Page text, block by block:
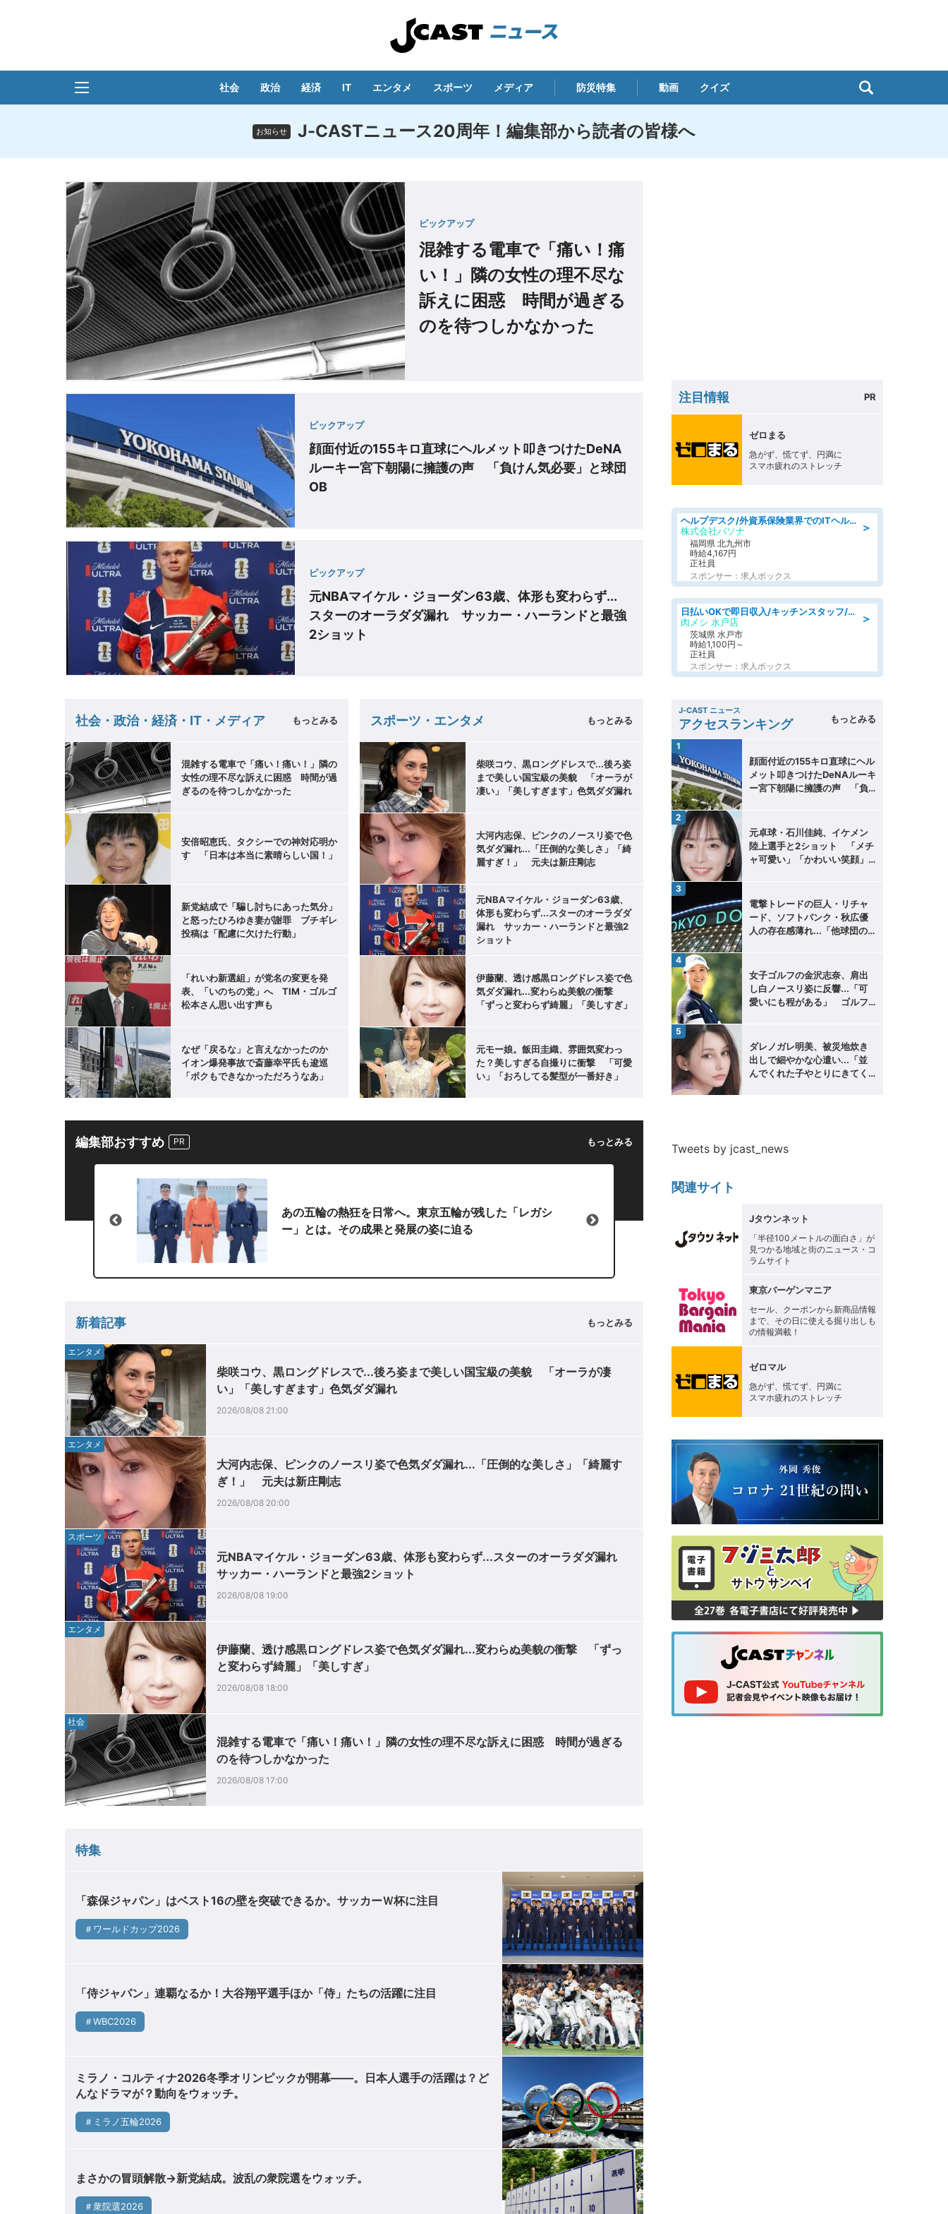
社会 政治 経済 IT エンタメ スポーツ メディア 防災特集 動画 クイズ
お知らせ J-CASTニュース20周年！編集部から読者の皆様へ
ピックアップ
混雑する電車で「痛い！痛
い！」隣の女性の理不尽な
訴えに困惑 時間が過ぎる
のを待つしかなかった
ピックアップ
顔面付近の155キロ直球にヘルメット叩きつけたDeNA
ルーキー宮下朝陽に擁護の声 「負けん気必要」と球団
OB
ピックアップ
元NBAマイケル・ジョーダン63歳、体形も変わらず...
スターのオーラダダ漏れ サッカー・ハーランドと最強
2ショット
社会・政治・経済・IT・メディア もっとみる
混雑する電車で「痛い！痛い！」隣の
女性の理不尽な訴えに困惑 時間が過
ぎるのを待つしかなかった
安倍昭恵氏、タクシーでの神対応明か
す 「日本は本当に素晴らしい国！」
新党結成で「騙し討ちにあった気分」
と怒ったひろゆき妻が謝罪 ブチギレ
投稿は「配慮に欠けた行動」
「れいわ新選組」が党名の変更を発
表、「いのちの党」へ TIM・ゴルゴ
松本さん思い出す声も
なぜ「戻るな」と言えなかったのか
イオン爆発事故で斎藤幸平氏も逡巡
「ボクもできなかっただろうなあ」
スポーツ・エンタメ もっとみる
柴咲コウ、黒ロングドレスで...後ろ姿
まで美しい国宝級の美貌 「オーラが
凄い」「美しすぎます」色気ダダ漏れ
大河内志保、ピンクのノースリ姿で色
気ダダ漏れ...「圧倒的な美しさ」「綺
麗すぎ！」 元夫は新庄剛志
元NBAマイケル・ジョーダン63歳、
体形も変わらず...スターのオーラダダ
漏れ サッカー・ハーランドと最強2
ショット
伊藤蘭、透け感黒ロングドレス姿で色
気ダダ漏れ...変わらぬ美貌の衝撃
「ずっと変わらず綺麗」「美しすぎ」
元モー娘。飯田圭織、雰囲気変わっ
た？美しすぎる自撮りに衝撃 「可愛
い」「おろしてる髪型が一番好き」
編集部おすすめ もっとみる
あの五輪の熱狂を日常へ。東京五輪が残した「レガシ
ー」とは。その成果と発展の姿に迫る
グランプリは大阪出身16
新着記事 もっとみる
エンタメ
柴咲コウ、黒ロングドレスで...後ろ姿まで美しい国宝級の美貌 「オーラが凄
い」「美しすぎます」色気ダダ漏れ
2026/08/08 21:00
エンタメ
大河内志保、ピンクのノースリ姿で色気ダダ漏れ...「圧倒的な美しさ」「綺麗す
ぎ！」 元夫は新庄剛志
2026/08/08 20:00
スポーツ
元NBAマイケル・ジョーダン63歳、体形も変わらず...スターのオーラダダ漏れ
サッカー・ハーランドと最強2ショット
2026/08/08 19:00
エンタメ
伊藤蘭、透け感黒ロングドレス姿で色気ダダ漏れ...変わらぬ美貌の衝撃 「ずっ
と変わらず綺麗」「美しすぎ」
2026/08/08 18:00
社会
混雑する電車で「痛い！痛い！」隣の女性の理不尽な訴えに困惑 時間が過ぎる
のを待つしかなかった
2026/08/08 17:00
特集
「森保ジャパン」はベスト16の壁を突破できるか。サッカーＷ杯に注目
＃ワールドカップ2026
「侍ジャパン」連覇なるか！大谷翔平選手ほか「侍」たちの活躍に注目
＃WBC2026
ミラノ・コルティナ2026冬季オリンピックが開幕――。日本人選手の活躍は？ど
んなドラマが？動向をウォッチ。
＃ミラノ五輪2026
まさかの冒頭解散→新党結成。波乱の衆院選をウォッチ。
＃衆院選2026
注目情報 PR
ゼロまる
急がず、慌てず、円満に
スマホ疲れのストレッチ
＞
ヘルプデスク/外資系保険業界でのITヘルプデスク業務/駅近/即日勤務可/ヘルプデスク
株式会社パソナ
福岡県 北九州市
時給4,167円
正社員
スポンサー：求人ボックス
＞
日払いOKで即日収入/キッチンスタッフ/「原付免許必須」デリバリー業務など、自己成長可能な幅広い仕事に挑戦!髪型自由&ピアス・ネイルOK/茨城県/水戸市
肉メシ 水戸店
茨城県 水戸市
時給1,100円～
正社員
スポンサー：求人ボックス
J-CAST ニュース
アクセスランキング もっとみる
顔面付近の155キロ直球にヘル
メット叩きつけたDeNAルーキ
ー宮下朝陽に擁護の声 「負
元卓球・石川佳純、イケメン
陸上選手と2ショット 「メチ
ャ可愛い」「かわいい笑顔」
電撃トレードの巨人・リチャ
ード、ソフトバンク・秋広優
人の存在感薄れ...「他球団の
女子ゴルフの金沢志奈、肩出
し白ノースリ姿に反響...「可
愛いにも程がある」 ゴルフ
ダレノガレ明美、被災地炊き
出しで細やかな心遣い...「並
んでくれた子やとりにきてく
Tweets by jcast_news
関連サイト
Jタウンネット
「半径100メートルの面白さ」が
見つかる地域と街のニュース・コ
ラムサイト
東京バーゲンマニア
セール、クーポンから新商品情報
まで、その日に使える掘り出しも
の情報満載！
ゼロマル
急がず、慌てず、円満に
スマホ疲れのストレッチ